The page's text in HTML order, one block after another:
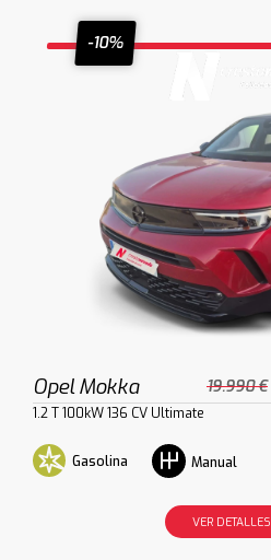
-10%
Opel Mokka 19.990 €
1.2 T 100kW 136 CV Ultimate
Gasolina Manual
VER DETALLES